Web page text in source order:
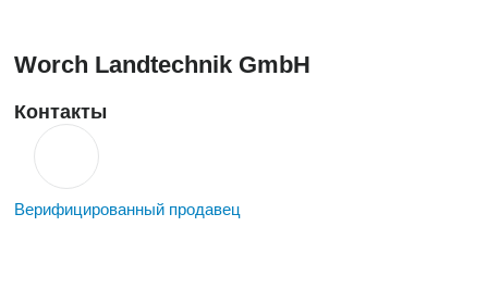
Worch Landtechnik GmbH
Контакты
Верифицированный продавец